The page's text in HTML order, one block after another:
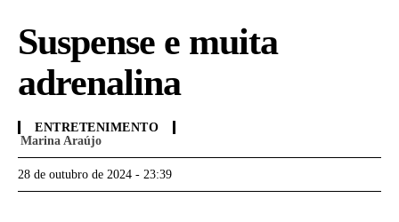
Suspense e muita
adrenalina
ENTRETENIMENTO
Marina Araújo
28 de outubro de 2024 - 23:39